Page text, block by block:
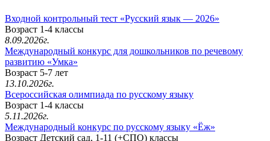
Входной контрольный тест «Русский язык — 2026»
Возраст 1-4 классы
8.09.2026г.
Международный конкурс для дошкольников по речевому
развитию «Умка»
Возраст 5-7 лет
13.10.2026г.
Всероссийская олимпиада по русскому языку
Возраст 1-4 классы
5.11.2026г.
Международный конкурс по русскому языку «Ёж»
Возраст Детский сад, 1-11 (+СПО) классы